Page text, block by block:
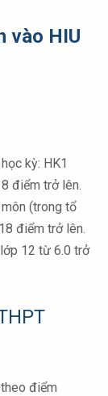
vào HIU
kỳ: HK1
điểm trở lên.
(trong tổ
điểm trở lên.
12 từ 6.0 trở
điểm